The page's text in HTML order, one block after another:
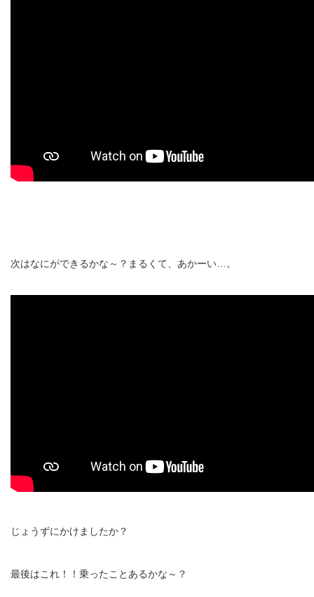
次はなにができるかな～？まるくて、あかーい…。
じょうずにかけましたか？
最後はこれ！！乗ったことあるかな～？